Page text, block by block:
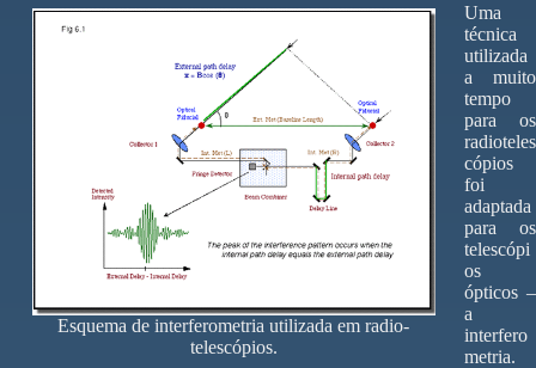
Esquema de interferometria utilizada em radio-
telescópios.
Uma
técnica
utilizada
a muito
tempo
para os
radioteles
cópios
foi
adaptada
para os
telescópi
os
ópticos –
a
interfero
metria.